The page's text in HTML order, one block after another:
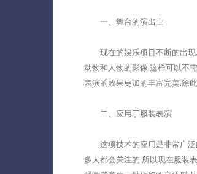
一、舞台的演出上
现在的娱乐项目不断的出现,
动物和人物的影像,这样可以不
表演的效果更加的丰富完美,除
二、应用于服装表演
这项技术的应用是非常广泛
多人都会关注的.所以现在服装